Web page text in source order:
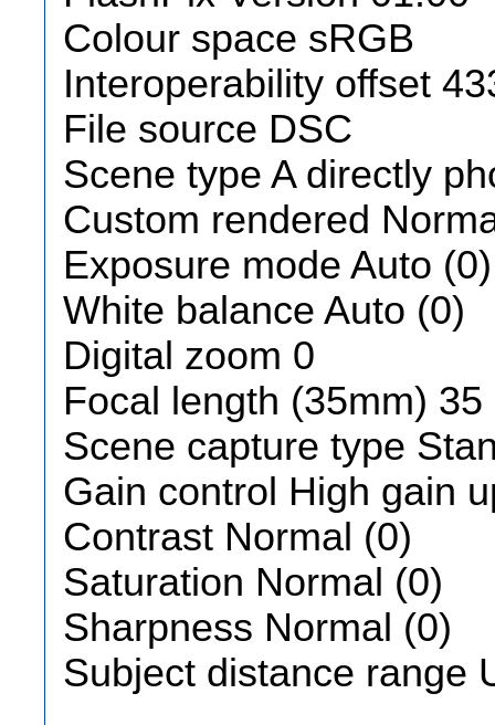
Colour space sRGB
Interoperability offset
File source DSC
Scene type A directly
Custom rendered
Exposure mode Auto (0)
White balance Auto (0)
Digital zoom 0
Focal length (35mm) 35
Scene capture type
Gain control High gain
Contrast Normal (0)
Saturation Normal (0)
Sharpness Normal (0)
Subject distance range